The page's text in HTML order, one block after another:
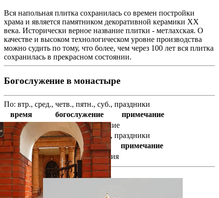
Вся напольная плитка сохранилась со времен постройки
храма и является памятником декоративной керамики XX
века. Исторически верное название плитки - метлахская. О
качестве и высоком технологическом уровне производства
можно судить по тому, что более, чем через 100 лет вся плитка
сохранилась в прекрасном состоянии.
Богослужение в монастыре
По: втр., сред., четв., пятн., суб., праздники
время
богослужение
примечание
17 : 00
Вечернее богослужение
По: сред., четв., пятн., суб., вск., праздники
время
богослужение
примечание
8 : 00
Божественная литургия
фотогалерея